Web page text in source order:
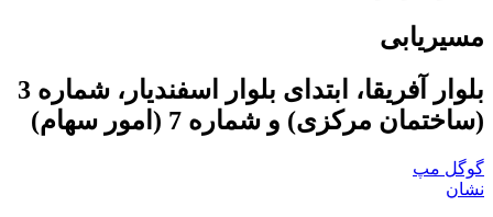
مسیریابی
بلوار آفریقا، ابتدای بلوار اسفندیار، شماره 3
(ساختمان مرکزی) و شماره 7 (امور سهام)
گوگل مپ
نشان